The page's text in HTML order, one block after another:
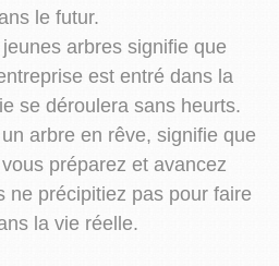
le futur.
arbres signifie que
est entré dans la
se déroulera sans heurts.
arbre en rêve, signifie que
préparez et avancez
ne précipitiez pas pour faire
la vie réelle.